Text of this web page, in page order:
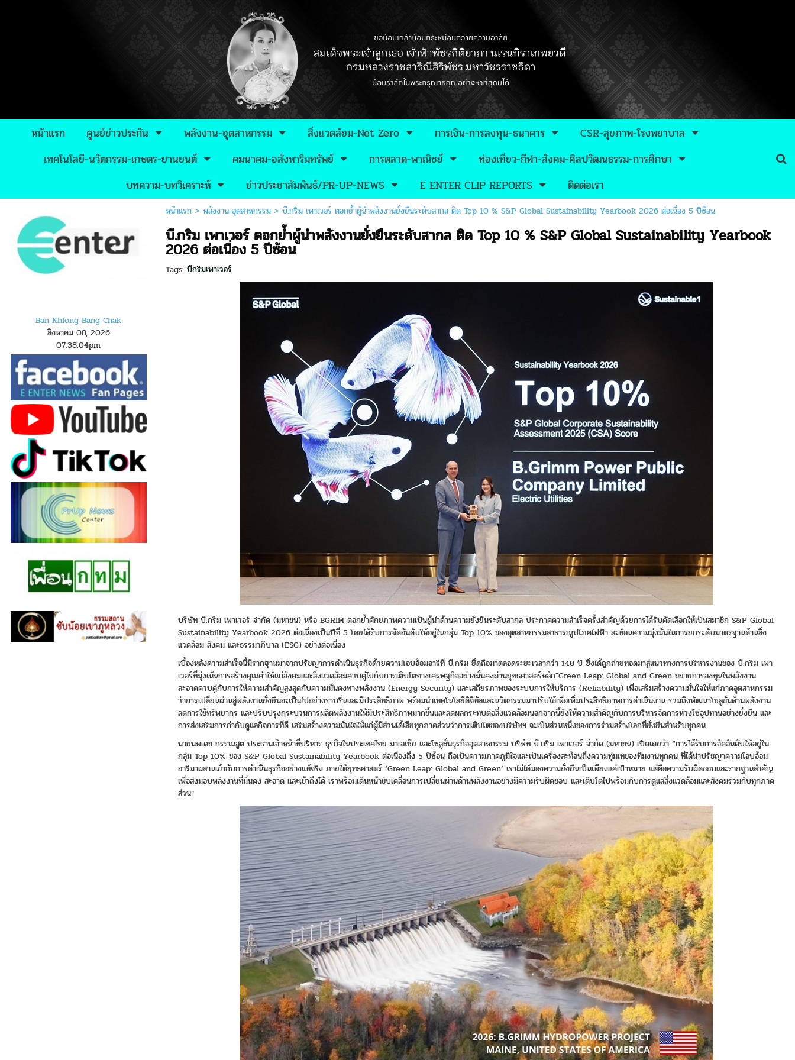
หน้าแรก ศูนย์ข่าวประกัน พลังงาน-อุตสาหกรรม สิ่งแวดล้อม-Net Zero การเงิน-การลงทุน-ธนาคาร
CSR-สุขภาพ-โรงพยาบาล
เทคโนโลยี-นวัตกรรม-เกษตร-ยานยนต์
คมนาคม-อสังหาริมทรัพย์ การตลาด-พาณิชย์
ท่องเที่ยว-กีฬา-สังคม-ศิลปวัฒนธรรม-การศึกษา
บทความ-บทวิเคราะห์
ข่าวประชาสัมพันธ์/PR-UP-NEWS E ENTER CLIP REPORTS ติดต่อเรา
Ban Khlong Bang Chak
สิงหาคม 08, 2026
07:38:05pm
หน้าแรก> พลังงาน-อุตสาหกรรม> บี.กริม เพาเวอร์ ตอกย้ำผู้นำพลังงานยั่งยืนระดับสากล ติด Top 10 % S&P Global Sustainability Yearbook 2026 ต่อเนื่อง 5 ปีซ้อน
บี.กริม เพาเวอร์ ตอกย้ำผู้นำพลังงานยั่งยืนระดับสากล ติด Top 10 % S&P Global Sustainability Yearbook
2026 ต่อเนื่อง 5 ปีซ้อน
Tags:บีกริมเพาเวอร์
บริษัท บี.กริม เพาเวอร์ จำกัด (มหาชน) หรือ BGRIM ตอกย้ำศักยภาพความเป็นผู้นำด้านความยั่งยืนระดับสากล ประกาศความสำเร็จครั้งสำคัญด้วยการได้รับคัดเลือกให้เป็นสมาชิก S&P Global
Sustainability Yearbook 2026 ต่อเนื่องเป็นปีที่ 5 โดยได้รับการจัดอันดับให้อยู่ในกลุ่ม Top 10% ของอุตสาหกรรมสาธารณูปโภคไฟฟ้า สะท้อนความมุ่งมั่นในการยกระดับมาตรฐานด้านสิ่ง
แวดล้อม สังคม และธรรมาภิบาล (ESG) อย่างต่อเนื่อง
เบื้องหลังความสำเร็จนี้มีรากฐานมาจากปรัชญาการดำเนินธุรกิจด้วยความโอบอ้อมอารีที่ บี.กริม ยึดถือมาตลอดระยะเวลากว่า 148 ปี ซึ่งได้ถูกถ่ายทอดมาสู่แนวทางการบริหารงานของ บี.กริม เพา
เวอร์ที่มุ่งเน้นการสร้างคุณค่าให้แก่สังคมและสิ่งแวดล้อมควบคู่ไปกับการเติบโตทางเศรษฐกิจอย่างมั่นคงผ่านยุทธศาสตร์หลัก"Green Leap: Global and Green"ขยายการลงทุนในพลังงาน
สะอาดควบคู่กับการให้ความสำคัญสูงสุดกับความมั่นคงทางพลังงาน (Energy Security) และเสถียรภาพของระบบการให้บริการ (Reliability) เพื่อเสริมสร้างความมั่นใจให้แก่ภาคอุตสาหกรรม
ว่าการเปลี่ยนผ่านสู่พลังงานยั่งยืนจะเป็นไปอย่างราบรื่นและมีประสิทธิภาพ พร้อมนำเทคโนโลยีดิจิทัลและนวัตกรรมมาปรับใช้เพื่อเพิ่มประสิทธิภาพการดำเนินงาน รวมถึงพัฒนาโซลูชั่นด้านพลังงาน
ลดการใช้ทรัพยากร และปรับปรุงกระบวนการผลิตพลังงานให้มีประสิทธิภาพมากขึ้นและลดผลกระทบต่อสิ่งแวดล้อมนอกจากนี้ยังให้ความสำคัญกับการบริหารจัดการห่วงโซ่อุปทานอย่างยั่งยืน และ
การส่งเสริมการกำกับดูแลกิจการที่ดี เสริมสร้างความมั่นใจให้แก่ผู้มีส่วนได้เสียทุกภาคส่วนว่าการเติบโตของบริษัทฯ จะเป็นส่วนหนึ่งของการร่วมสร้างโลกที่ยั่งยืนสำหรับทุกคน
นายนพเดช กรรณสูต ประธานเจ้าหน้าที่บริหาร ธุรกิจในประเทศไทย มาเลเซีย และโซลูชั่นธุรกิจอุตสาหกรรม บริษัท บี.กริม เพาเวอร์ จำกัด (มหาชน) เปิดเผยว่า “การได้รับการจัดอันดับให้อยู่ใน
กลุ่ม Top 10% ของ S&P Global Sustainability Yearbook ต่อเนื่องถึง 5 ปีซ้อน ถือเป็นความภาคภูมิใจและเป็นเครื่องสะท้อนถึงความทุ่มเทของทีมงานทุกคน ที่ได้นำปรัชญาความโอบอ้อม
อารีมาผสานเข้ากับการดำเนินธุรกิจอย่างแท้จริง ภายใต้ยุทธศาสตร์ ‘Green Leap: Global and Green’ เราไม่ได้มองความยั่งยืนเป็นเพียงแค่เป้าหมาย แต่คือความรับผิดชอบและรากฐานสำคัญ
เพื่อส่งมอบพลังงานที่มั่นคง สะอาด และเข้าถึงได้ เราพร้อมเดินหน้าขับเคลื่อนการเปลี่ยนผ่านด้านพลังงานอย่างมีความรับผิดชอบ และเติบโตไปพร้อมกับการดูแลสิ่งแวดล้อมและสังคมร่วมกับทุกภาค
ส่วน”